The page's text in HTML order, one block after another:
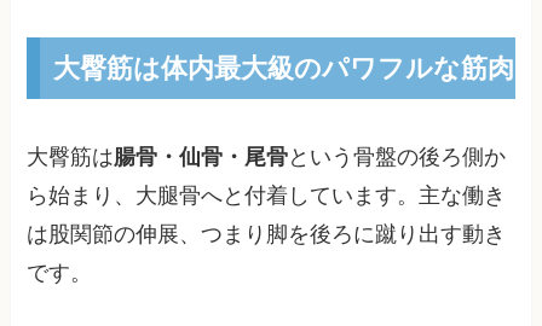
大臀筋は体内最大級のパワフルな筋肉
大臀筋は腸骨・仙骨・尾骨という骨盤の後ろ側か
ら始まり、大腿骨へと付着しています。主な働き
は股関節の伸展、つまり脚を後ろに蹴り出す動き
です。